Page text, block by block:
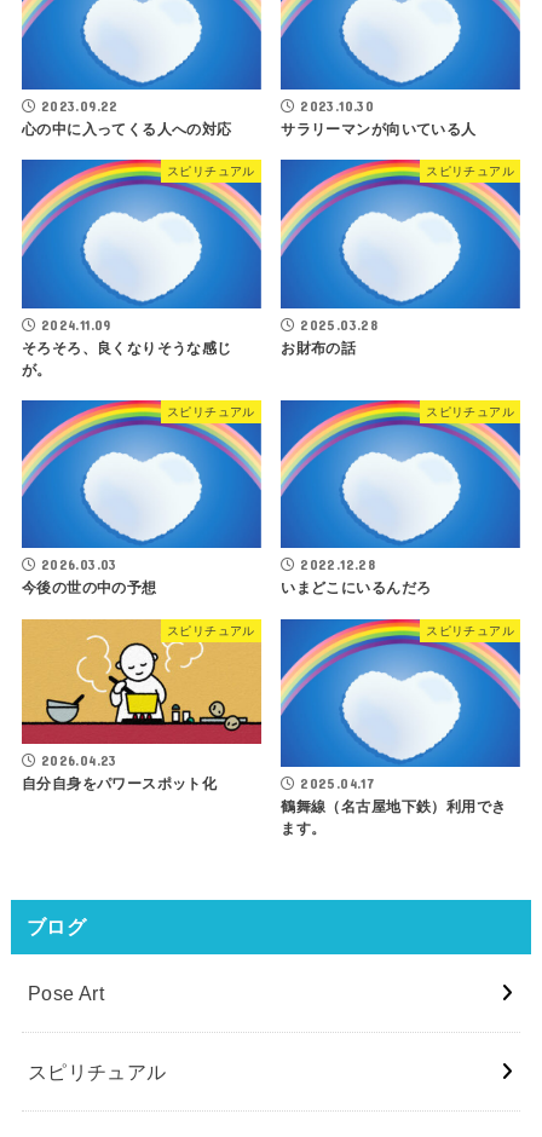
2023.09.22
心の中に入ってくる人への対応
2023.10.30
サラリーマンが向いている人
スピリチュアル
2024.11.09
そろそろ、良くなりそうな感じ
が。
スピリチュアル
2025.03.28
お財布の話
スピリチュアル
2026.03.03
今後の世の中の予想
スピリチュアル
2022.12.28
いまどこにいるんだろ
スピリチュアル
2026.04.23
自分自身をパワースポット化
スピリチュアル
2025.04.17
鶴舞線（名古屋地下鉄）利用でき
ます。
ブログ
Pose Art
スピリチュアル